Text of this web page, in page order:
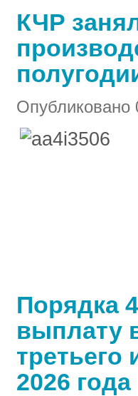
КЧР
Опубликовано
Порядка
выплату
третьего
2026 года